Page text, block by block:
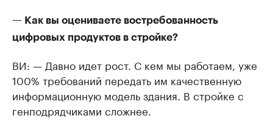
— Как вы оцениваете востребованность
цифровых продуктов в стройке?
ВИ: — Давно идет рост. С кем мы работаем, уже
100% требований передать им качественную
информационную модель здания. В стройке с
генподрядчиками сложнее.